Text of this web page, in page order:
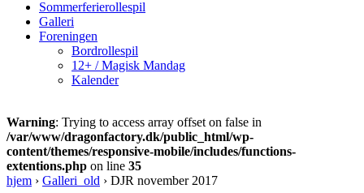
Sommerferierollespil
Galleri
Foreningen
Bordrollespil
12+ / Magisk Mandag
Kalender
Warning: Trying to access array offset on false in
/var/www/dragonfactory.dk/public_html/wp-
content/themes/responsive-mobile/includes/functions-
extentions.php on line 35
hjem › Galleri_old › DJR november 2017